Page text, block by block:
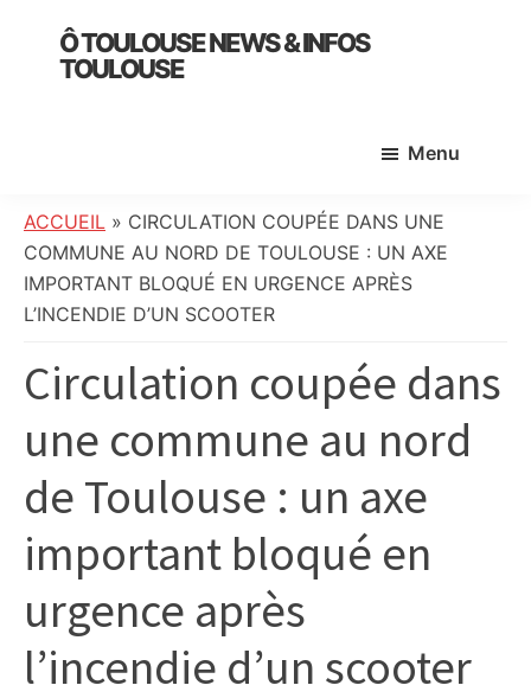
primary
Ô TOULOUSE NEWS & INFOS
TOULOUSE
:
info
locale,
société,
politique,
météo,
faits
et
citoyennes
Menu
ACCUEIL » CIRCULATION COUPÉE DANS UNE
COMMUNE AU NORD DE TOULOUSE : UN AXE
IMPORTANT BLOQUÉ EN URGENCE APRÈS
L’INCENDIE D’UN SCOOTER
Circulation coupée dans
une commune au nord
de Toulouse : un axe
important bloqué en
urgence après
l’incendie d’un scooter